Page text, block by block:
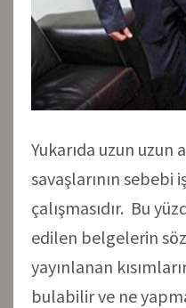
Yukarıda uzun uzun
savaşlarının sebebi
çalışmasıdır. Bu
edilen belgelerin
yayınlanan
bulabilir ve ne